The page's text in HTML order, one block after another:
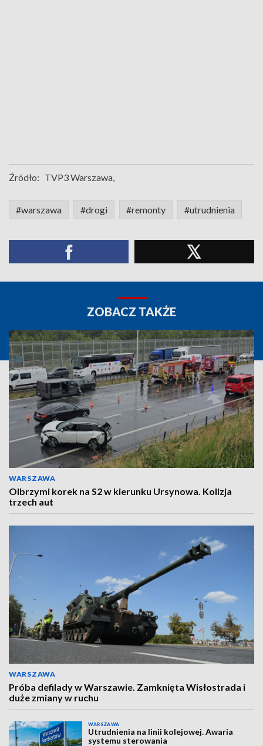
Źródło: TVP3 Warszawa,
#warszawa #drogi #remonty #utrudnienia
ZOBACZ TAKŻE
WARSZAWA
Olbrzymi korek na S2 w kierunku Ursynowa. Kolizja
trzech aut
WARSZAWA
Próba defilady w Warszawie. Zamknięta Wisłostrada i
duże zmiany w ruchu
WARSZAWA
Utrudnienia na linii kolejowej. Awaria
systemu sterowania